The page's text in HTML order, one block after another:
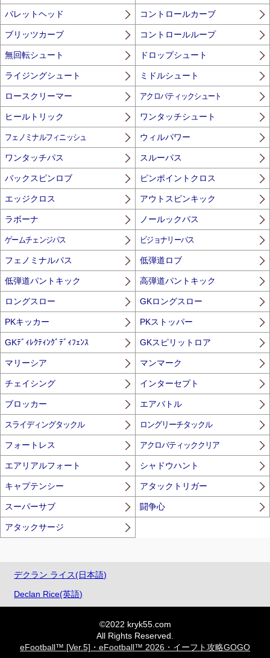
バレットヘッド コントロールカーブ
ブリッツカーブ コントロールループ
無回転シュート ドロップシュート
ライジングシュート ミドルシュート
ロースクリーマー アクロバティックシュート
ヒールトリック ワンタッチシュート
フェノミナルフィニッシュ ウィルパワー
ワンタッチパス スルーパス
バックスピンロブ ピンポイントクロス
エッジクロス アウトスピンキック
ラボーナ ノールックパス
ゲームチェンジパス ビジョナリーパス
フェノミナルパス 低弾道ロブ
低弾道パントキック 高弾道パントキック
ロングスロー GKロングスロー
PKキッカー PKストッパー
GKﾃﾞｨﾚｸﾃｨﾝｸﾞﾃﾞｨﾌｪﾝｽ GKスピリットロア
マリーシア マンマーク
チェイシング インターセプト
ブロッカー エアバトル
スライディングタックル ロングリーチタックル
フォートレス アクロバティッククリア
エアリアルフォート シャドウハント
キャプテンシー アタックトリガー
スーパーサブ 闘争心
アタックサージ
デクラン ライス(日本語)
Declan Rice(英語)
©2022 kryk55.com
All Rights Reserved.
eFootball™ [Ver.5]・eFootball™ 2026・イーフト攻略GOGO